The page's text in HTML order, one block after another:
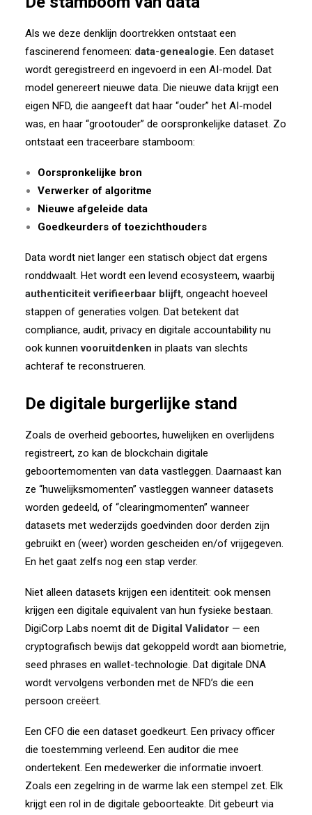
Als we deze denklijn doortrekken ontstaat een
fascinerend fenomeen: data-genealogie. Een dataset
wordt geregistreerd en ingevoerd in een AI-model. Dat
model genereert nieuwe data. Die nieuwe data krijgt een
eigen NFD, die aangeeft dat haar “ouder” het AI-model
was, en haar “grootouder” de oorspronkelijke dataset. Zo
ontstaat een traceerbare stamboom:
Oorspronkelijke bron
Verwerker of algoritme
Nieuwe afgeleide data
Goedkeurders of toezichthouders
Data wordt niet langer een statisch object dat ergens
ronddwaalt. Het wordt een levend ecosysteem, waarbij
authenticiteit verifieerbaar blijft, ongeacht hoeveel
stappen of generaties volgen. Dat betekent dat
compliance, audit, privacy en digitale accountability nu
ook kunnenvooruitdenken in plaats van slechts
achteraf te reconstrueren.
De digitale burgerlijke stand
Zoals de overheid geboortes, huwelijken en overlijdens
registreert, zo kan de blockchain digitale
geboortemomenten van data vastleggen. Daarnaast kan
ze “huwelijksmomenten” vastleggen wanneer datasets
worden gedeeld, of “clearingmomenten” wanneer
datasets met wederzijds goedvinden door derden zijn
gebruikt en (weer) worden gescheiden en/of vrijgegeven.
En het gaat zelfs nog een stap verder.
Niet alleen datasets krijgen een identiteit: ook mensen
krijgen een digitale equivalent van hun fysieke bestaan.
DigiCorp Labs noemt dit de Digital Validator — een
cryptografisch bewijs dat gekoppeld wordt aan biometrie,
seed phrases en wallet-technologie. Dat digitale DNA
wordt vervolgens verbonden met de NFD’s die een
persoon creëert.
Een CFO die een dataset goedkeurt. Een privacy officer
die toestemming verleend. Een auditor die mee
ondertekent. Een medewerker die informatie invoert.
Zoals een zegelring in de warme lak een stempel zet. Elk
krijgt een rol in de digitale geboorteakte. Dit gebeurt via